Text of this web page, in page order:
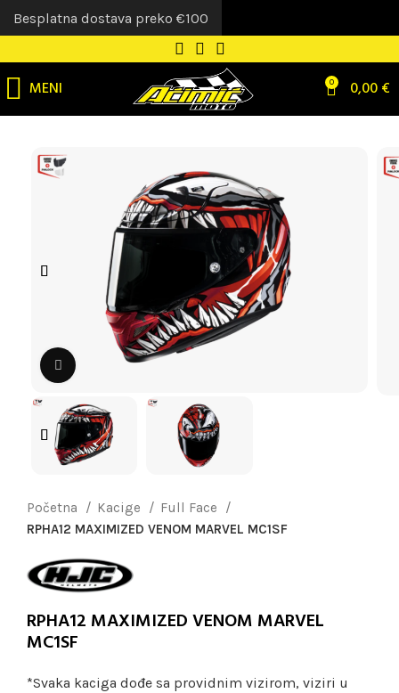
MENI 0 0,00€
Uvećaj sliku
Početna Kacige
Full Face
RPHA12 MAXIMIZED VENOM MARVEL MC1SF
RPHA12 MAXIMIZED VENOM MARVEL
MC1SF
*Svaka kaciga dođe sa providnim vizirom, viziri u
Besplatna dostava preko €100